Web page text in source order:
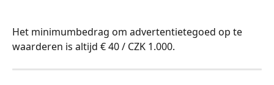
Het minimumbedrag om advertentietegoed op te
waarderen is altijd € 40 / CZK 1.000.